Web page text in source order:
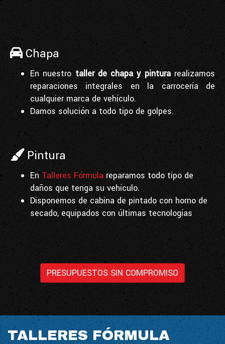
Chapa
En nuestro taller de chapa y pinturarealizamos
reparaciones integrales en la carrocería de
cualquier marca de vehículo.
Damos solución a todo tipo de golpes.
Pintura
En Talleres Fórmula reparamos todo tipo de
daños que tenga su vehículo.
Disponemos de cabina de pintado con horno de
secado, equipados con últimas tecnologías
PRESUPUESTOS SIN COMPROMISO
TALLERES FÓRMULA